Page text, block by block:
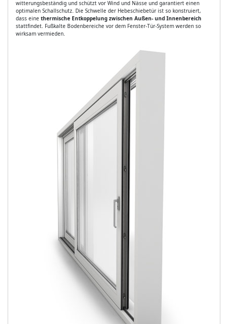
witterungsbeständig und schützt vor Wind und Nässe und garantiert einen
optimalen Schallschutz. Die Schwelle der Hebeschiebetür ist so konstruiert,
dass eine thermische Entkoppelung zwischen Außen- und Innenbereich
stattfindet. Fußkalte Bodenbereiche vor dem Fenster-Tür-System werden so
wirksam vermieden.